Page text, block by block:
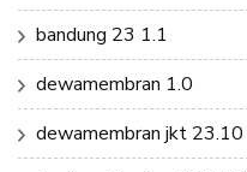
bandung 23 1.1
dewamembran 1.0
dewamembran jkt 23.10